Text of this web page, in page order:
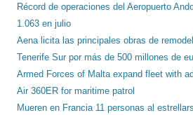
Récord de operaciones del Aeropuerto
1.063 en julio
Aena licita las principales obras de
Tenerife Sur por más de 500 millones de
Armed Forces of Malta expand fleet with
Air 360ER for maritime patrol
Mueren en Francia 11 personas al